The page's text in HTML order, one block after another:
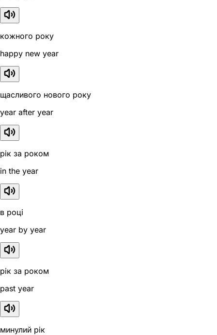
кожного року
happy new year
щасливого нового року
year after year
рік за роком
in the year
в році
year by year
рік за роком
past year
минулий рік